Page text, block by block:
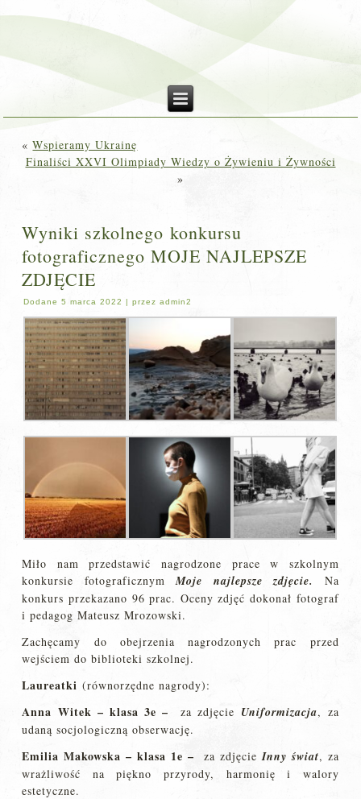
«Wspieramy Ukrainę
Finaliści XXVI Olimpiady Wiedzy o Żywieniu i Żywności
»
Wyniki szkolnego konkursu
fotograficznego MOJE NAJLEPSZE
ZDJĘCIE
Dodane 5 marca 2022 |przez admin2
Miło nam przedstawić nagrodzone prace w szkolnym
konkursie fotograficznymMoje najlepsze zdjęcie. Na
konkurs przekazano 96 prac. Oceny zdjęć dokonał fotograf
i pedagog Mateusz Mrozowski.
Zachęcamy do obejrzenia nagrodzonych prac przed
wejściem do biblioteki szkolnej.
Laureatki (równorzędne nagrody):
Anna Witek – klasa 3e – za zdjęcie Uniformizacja, za
udaną socjologiczną obserwację.
Emilia Makowska – klasa 1e – za zdjęcie Inny świat, za
wrażliwość na piękno przyrody, harmonię i walory
estetyczne.